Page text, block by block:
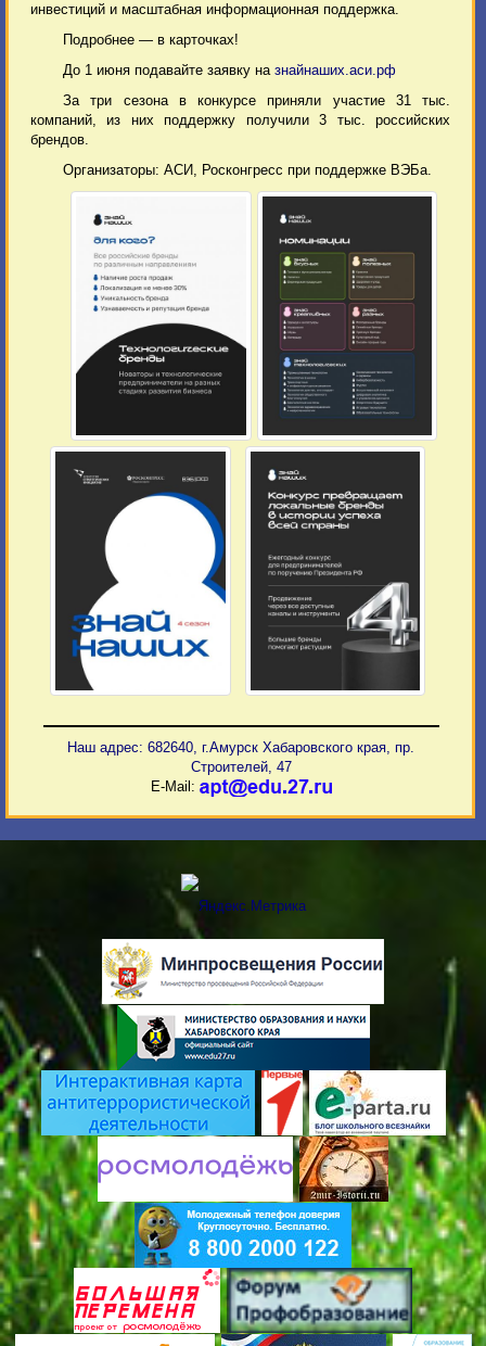
инвестиций и масштабная информационная поддержка.
Подробнее — в карточках!
До 1 июня подавайте заявку на знайнаших.аси.рф
За три сезона в конкурсе приняли участие 31 тыс.
компаний, из них поддержку получили 3 тыс. российских
брендов.
Организаторы: АСИ, Росконгресс при поддержке ВЭБа.
Наш адрес: 682640, г.Амурск Хабаровского края, пр.
Строителей, 47
E-Mail: